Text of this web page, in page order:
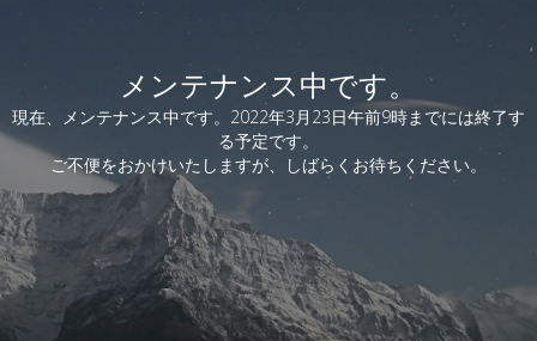
メンテナンス中です。
現在、メンテナンス中です。2022年3月23日午前9時までには終了す
る予定です。
ご不便をおかけいたしますが、しばらくお待ちください。